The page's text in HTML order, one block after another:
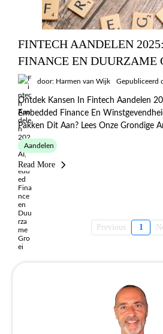
FINTECH AANDELEN
FINANCE EN DUURZAME
door: Harmen van Wijk Gepubliceerd
Ontdek Kansen In Fintech Aandelen
Embedded Finance En
Pakken Dit Aan? Lees Onze Grondige
Aandelen
Read More
Previous 1